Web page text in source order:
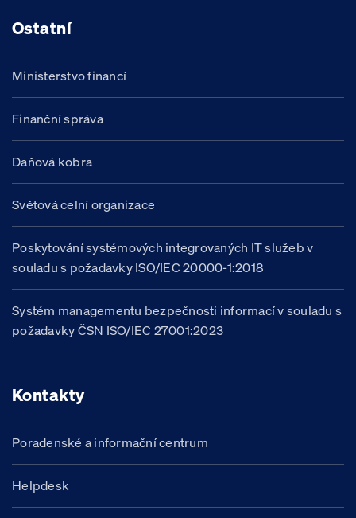
Ostatní
Ministerstvo financí
Finanční správa
Daňová kobra
Světová celní organizace
Poskytování systémových integrovaných IT služeb v
souladu s požadavky ISO/IEC 20000-1:2018
Systém managementu bezpečnosti informací v souladu s
požadavky ČSN ISO/IEC 27001:2023
Kontakty
Poradenské a informační centrum
Helpdesk